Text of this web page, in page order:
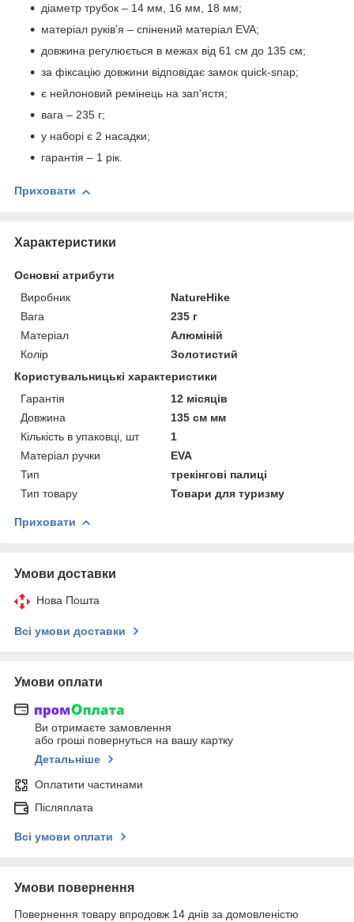
діаметр трубок – 14 мм, 16 мм, 18 мм;
матеріал руківʼя – спінений матеріал EVA;
довжина регулюється в межах від 61 см до 135 см;
за фіксацію довжини відповідає замок quick-snap;
є нейлоновий ремінець на зап'ястя;
вага – 235 г;
у наборі є 2 насадки;
гарантія – 1 рік.
Приховати
Характеристики
Основні атрибути
Виробник
NatureHike
Вага
235 г
Матеріал
Алюміній
Колір
Золотистий
Користувальницькі характеристики
Гарантія
12 місяців
Довжина
135 см мм
Кількість в упаковці, шт
1
Матеріал ручки
EVA
Тип
трекінгові палиці
Тип товару
Товари для туризму
Приховати
Умови доставки
Нова Пошта
Всі умови доставки
Умови оплати
Ви отримаєте замовлення
або гроші повернуться на вашу картку
Детальніше
Оплатити частинами
Післяплата
Всі умови оплати
Умови повернення
Повернення товару впродовж 14 днів за домовленістю